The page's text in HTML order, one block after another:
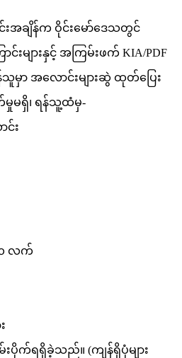
အချိန်က ဝိုင်းမော်ဒေသတွင်
းများနှင့် အကြမ်းဖက် KIA/PDF
ာ အလောင်းများဆွဲ ထုတ်ပြေး
မှုမရှိ၊ ရန်သူ့ထံမှ-
င်း
၁ လက်
းပိုက်ရရှိခဲ့သည်။ (ကျန်ရှိပုံများ